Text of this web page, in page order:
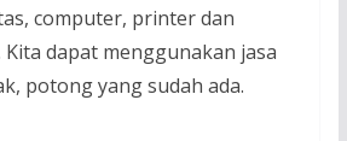
computer, printer dan
Kita dapat menggunakan jasa
potong yang sudah ada.